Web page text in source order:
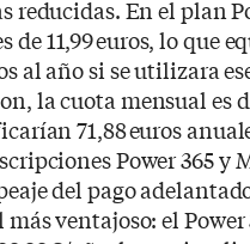
reducidas. En el plan
de 11,99 euros, lo que
al año si se utilizara
la cuota mensual es
71,88 euros
Power 365 y
del pago
ventajoso: el